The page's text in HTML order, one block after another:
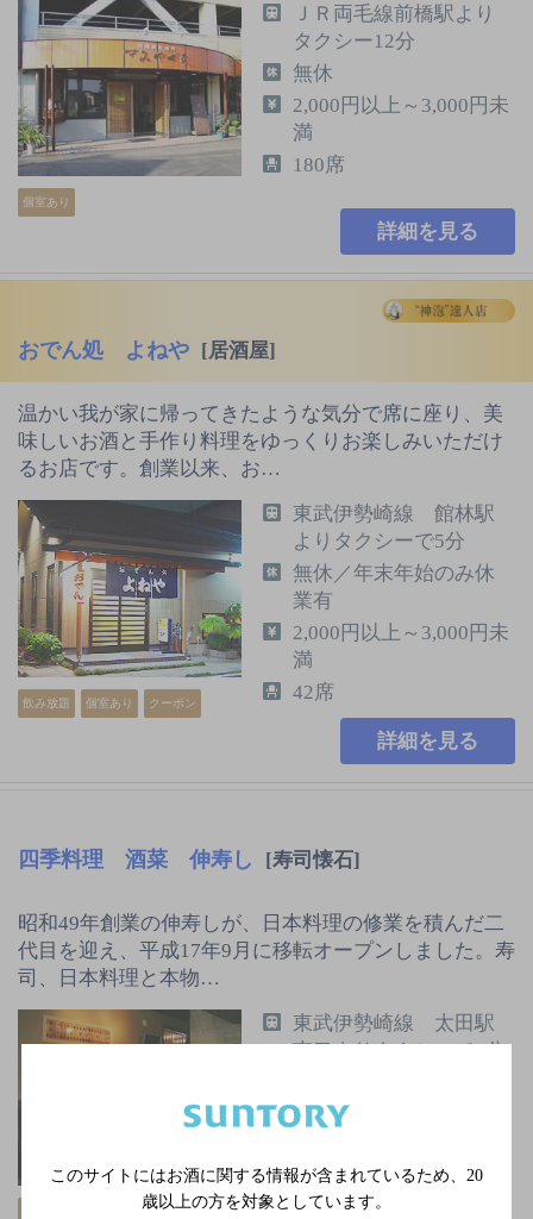
個室あり
ＪＲ両毛線前橋駅より
タクシー12分
無休
2,000円以上～3,000円未
満
180席
詳細を見る
おでん処 よねや [居酒屋]
温かい我が家に帰ってきたような気分で席に座り、美
味しいお酒と手作り料理をゆっくりお楽しみいただけ
るお店です。創業以来、お…
飲み放題 個室あり クーポン
東武伊勢崎線 館林駅
よりタクシーで5分
無休／年末年始のみ休
業有
2,000円以上～3,000円未
満
42席
詳細を見る
四季料理 酒菜 伸寿し [寿司懐石]
昭和49年創業の伸寿しが、日本料理の修業を積んだ二
代目を迎え、平成17年9月に移転オープンしました。寿
司、日本料理と本物…
東武伊勢崎線 太田駅
南口よりタクシーで8分
よりタクシーで5分
3,000円以上～5,000円未
満
このサイトにはお酒に関する情報が含まれているため、 20
歳以上の方を対象としています。